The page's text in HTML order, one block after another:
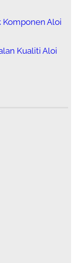
Komponen Aloi
Kualiti Aloi